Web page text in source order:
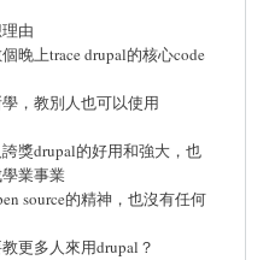
由
晚上trace drupal的核心code
，教別人也可以使用
獎drupal的好用和強大，也
業事業
source的精神，也沒有任何
更多人來用drupal？